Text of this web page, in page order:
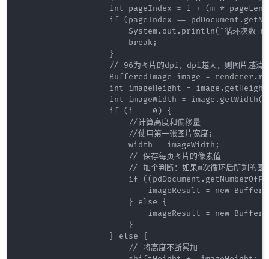
int pageIndex = i + (m *
if (pageIndex ==
System.out.println("循环次数
                       break;
                   }
// 96为图片的dpi，dpi越大，则图片越清晰
BufferedImage image =
int imageHeight =
int imageWidth =
                   if (i == 0) {
                       //计算高度和偏移量
                       //使用第一张图片宽度;
                       width = imageWidth;
                       // 保存每页图片的像素值
// 加个判断：如果m次循环后所剩的图
if
imageResult = new
                       } else {
imageResult = new
                       }
                   } else {
                       // 将高度不断累加